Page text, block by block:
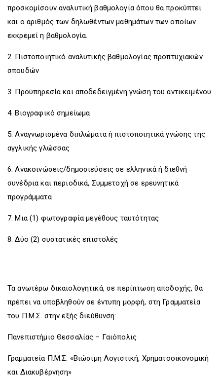
προσκομίσουν αναλυτική βαθμολογία όπου θα προκύπτει
και ο αριθμός των δηλωθέντων μαθημάτων των οποίων
εκκρεμεί η βαθμολογία.
2. Πιστοποιητικό αναλυτικής βαθμολογίας προπτυχιακών
σπουδών
3. Προϋπηρεσία και αποδεδειγμένη γνώση του αντικειμένου
4. Βιογραφικό σημείωμα
5. Αναγνωρισμένα διπλώματα ή πιστοποιητικά γνώσης της
αγγλικής γλώσσας
6. Ανακοινώσεις/δημοσιεύσεις σε ελληνικά ή διεθνή
συνέδρια και περιοδικά, Συμμετοχή σε ερευνητικά
προγράμματα
7. Μια (1) φωτογραφία μεγέθους ταυτότητας
8. Δύο (2) συστατικές επιστολές
Τα ανωτέρω δικαιολογητικά, σε περίπτωση αποδοχής, θα
πρέπει να υποβληθούν σε έντυπη μορφή, στη Γραμματεία
του Π.Μ.Σ. στην εξής διεύθυνση:
Πανεπιστήμιο Θεσσαλίας – Γαιόπολις
Γραμματεία Π.Μ.Σ. «Βιώσιμη Λογιστική, Χρηματοοικονομική
και Διακυβέρνηση»